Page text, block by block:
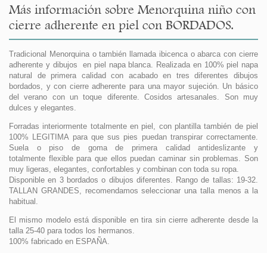
Más información sobre Menorquina niño con
cierre adherente en piel con BORDADOS.
Tradicional Menorquina o también llamada ibicenca o abarca con cierre
adherente y dibujos en piel napa blanca. Realizada en 100% piel napa
natural de primera calidad con acabado en tres diferentes dibujos
bordados, y con cierre adherente para una mayor sujeción. Un básico
del verano con un toque diferente. Cosidos artesanales. Son muy
dulces y elegantes.
Forradas interiormente totalmente en piel, con plantilla también de piel
100% LEGITIMA para que sus pies puedan transpirar correctamente.
Suela o piso de goma de primera calidad antideslizante y
totalmente flexible para que ellos puedan caminar sin problemas. Son
muy ligeras, elegantes, confortables y combinan con toda su ropa.
Disponible en 3 bordados o dibujos diferentes. Rango de tallas: 19-32.
TALLAN GRANDES, recomendamos seleccionar una talla menos a la
habitual.
El mismo modelo está disponible en tira sin cierre adherente desde la
talla 25-40 para todos los hermanos.
100% fabricado en ESPAÑA.